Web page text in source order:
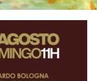
uma
no Palácio